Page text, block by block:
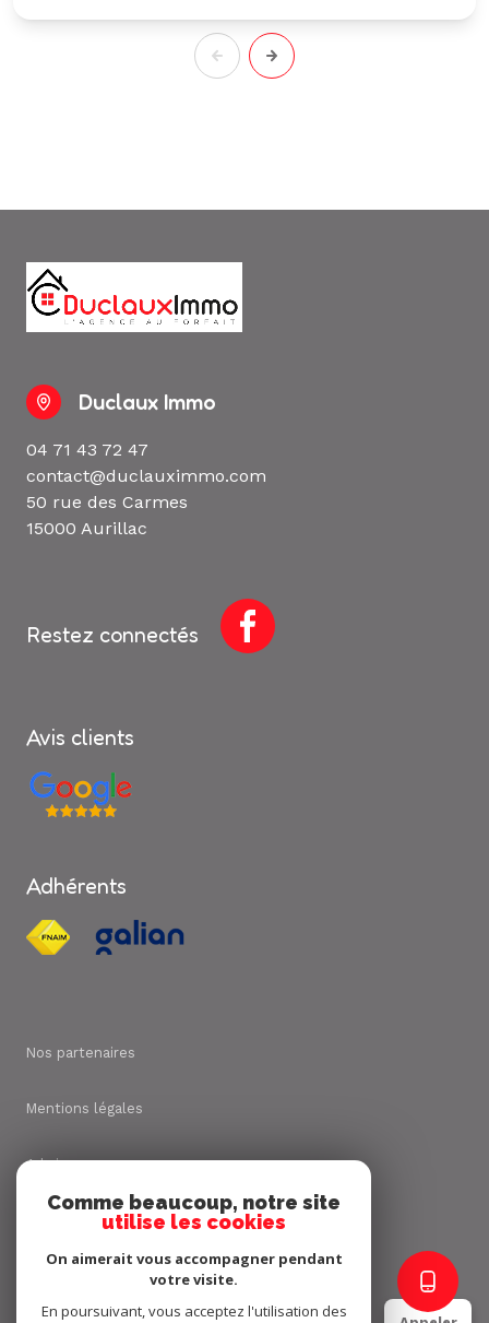
Duclaux Immo
04 71 43 72 47
contact@duclauximmo.com
50 rue des Carmes
15000 Aurillac
Restez connectés
Avis clients
Adhérents
Nos partenaires
Mentions légales
Admin
Nos honoraires
Comme beaucoup, notre site
utilise les cookies
On aimerait vous accompagner pendant
votre visite.
En poursuivant, vous acceptez l'utilisation des